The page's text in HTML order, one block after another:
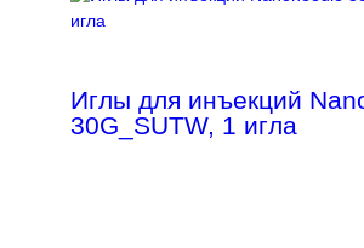
Иглы для инъекций
30G_SUTW, 1 игла